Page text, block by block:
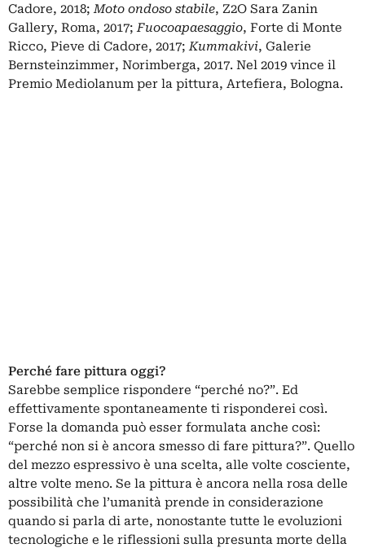
Cadore, 2018;Moto ondoso stabile, Z2O Sara Zanin
Gallery, Roma, 2017;Fuocoapaesaggio, Forte di Monte
Ricco, Pieve di Cadore, 2017;Kummakivi, Galerie
Bernsteinzimmer, Norimberga, 2017. Nel 2019 vince il
Premio Mediolanum per la pittura, Artefiera, Bologna.
Perché fare pittura oggi?
Sarebbe semplice rispondere “perché no?”. Ed
effettivamente spontaneamente ti risponderei così.
Forse la domanda può esser formulata anche così:
“perché non si è ancora smesso di fare pittura?”. Quello
del mezzo espressivo è una scelta, alle volte cosciente,
altre volte meno. Se la pittura è ancora nella rosa delle
possibilità che l’umanità prende in considerazione
quando si parla di arte, nonostante tutte le evoluzioni
tecnologiche e le riflessioni sulla presunta morte della